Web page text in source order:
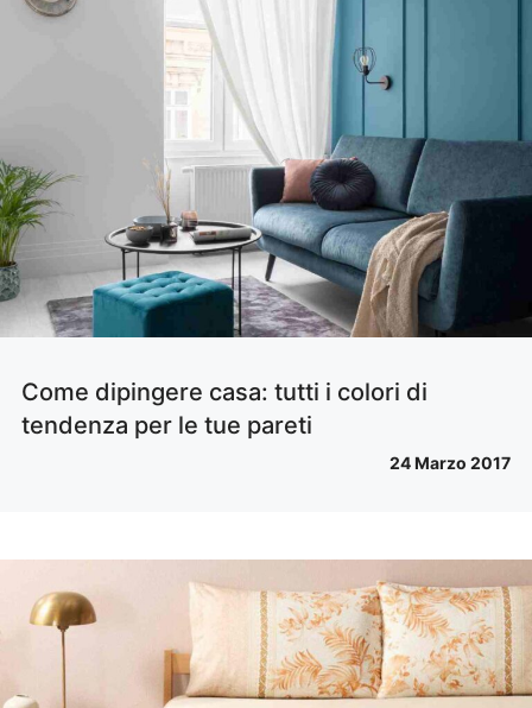
Come dipingere casa: tutti i colori di
tendenza per le tue pareti
24 Marzo 2017